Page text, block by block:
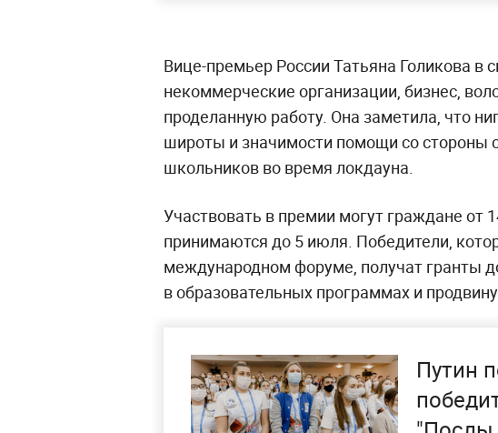
Вице-премьер России Татьяна Голикова в
некоммерческие организации, бизнес,
проделанную работу. Она заметила, что
широты и значимости помощи со стороны
школьников во время локдауна.
Участвовать в премии могут граждане от
принимаются до 5 июля. Победители,
международном форуме, получат гранты
в образовательных программах и
Путин